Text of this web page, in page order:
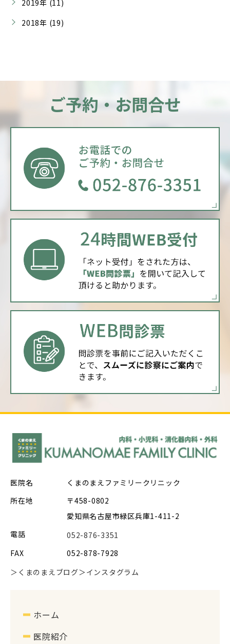
2019年 (11)
2018年 (19)
ご予約・お問合せ
医院名
くまのまえファミリークリニック
所在地
〒458-0802
愛知県名古屋市緑区兵庫1-411-2
電話
052-876-3351
FAX
052-878-7928
＞くまのまえブログ＞インスタグラム
ホーム
医院紹介